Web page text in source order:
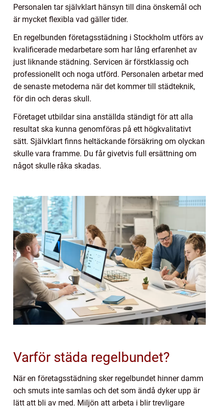
Personalen tar självklart hänsyn till dina önskemål och
är mycket flexibla vad gäller tider.
En regelbunden företagsstädning i Stockholm utförs av
kvalificerade medarbetare som har lång erfarenhet av
just liknande städning. Servicen är förstklassig och
professionellt och noga utförd. Personalen arbetar med
de senaste metoderna när det kommer till städteknik,
för din och deras skull.
Företaget utbildar sina anställda ständigt för att alla
resultat ska kunna genomföras på ett högkvalitativt
sätt. Självklart finns heltäckande försäkring om olyckan
skulle vara framme. Du får givetvis full ersättning om
något skulle råka skadas.
Varför städa regelbundet?
När en företagsstädning sker regelbundet hinner damm
och smuts inte samlas och det som ändå dyker upp är
lätt att bli av med. Miljön att arbeta i blir trevligare